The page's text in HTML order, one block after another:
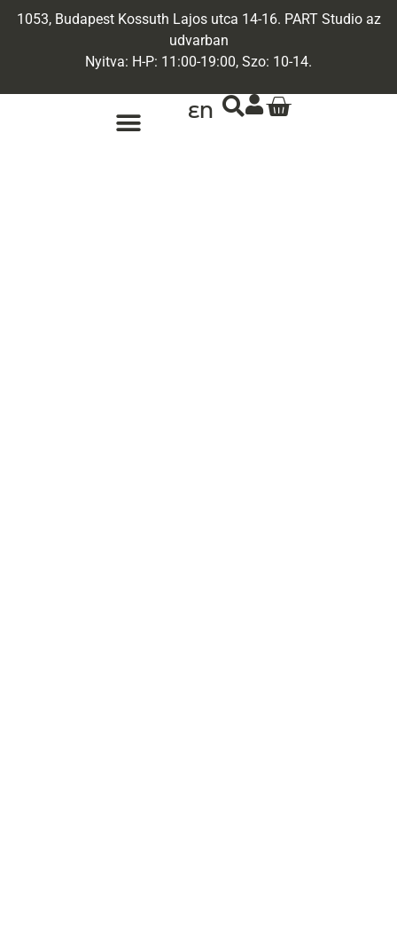
1053, Budapest Kossuth Lajos utca 14-16. PART Studio az
udvarban
Nyitva: H-P: 11:00-19:00, Szo: 10-14.
EN